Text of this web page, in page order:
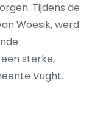
Tijdens de
Woesik, werd
sterke,
Vught.